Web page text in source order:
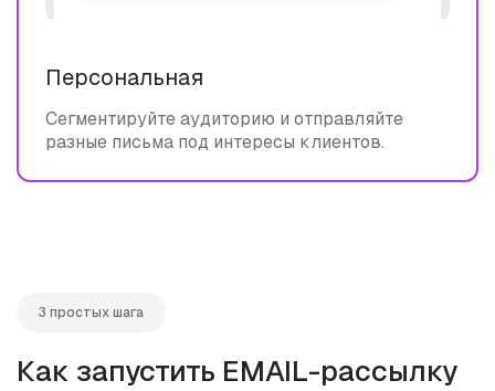
Персональная
Сегментируйте аудиторию и отправляйте
разные письма под интересы клиентов.
3 простых шага
Как запустить EMAIL-рассылку